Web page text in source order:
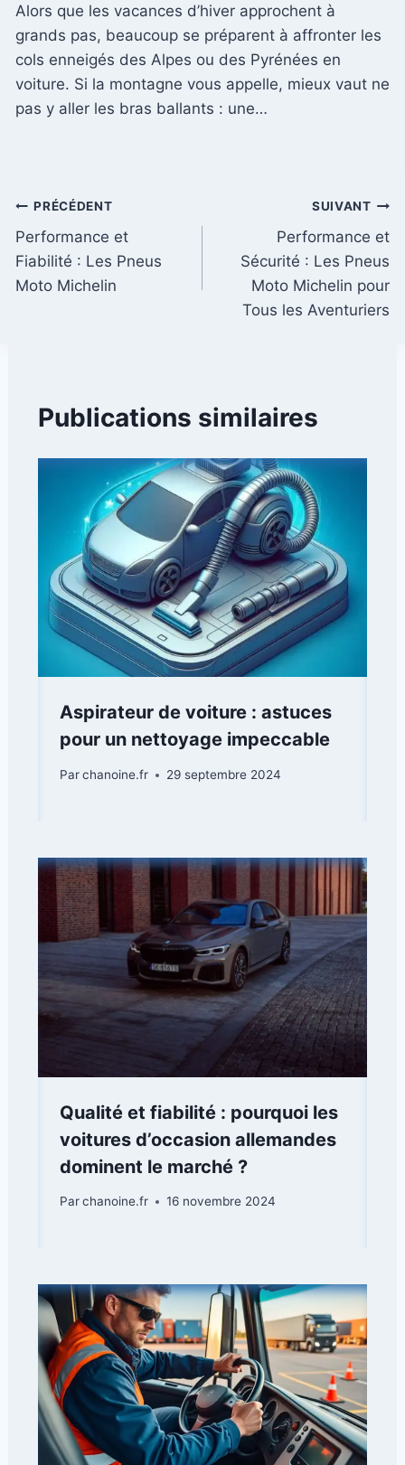
Alors que les vacances d’hiver approchent à
grands pas, beaucoup se préparent à affronter les
cols enneigés des Alpes ou des Pyrénées en
voiture. Si la montagne vous appelle, mieux vaut ne
pas y aller les bras ballants : une…
Navigation
de
l’article
PRÉCÉDENT
Performance et
Fiabilité : Les Pneus
Moto Michelin
SUIVANT
Performance et
Sécurité : Les Pneus
Moto Michelin pour
Tous les Aventuriers
Publications similaires
Aspirateur de voiture : astuces
pour un nettoyage impeccable
Parchanoine.fr 29 septembre 2024
Qualité et fiabilité : pourquoi les
voitures d’occasion allemandes
dominent le marché ?
Parchanoine.fr 16 novembre 2024